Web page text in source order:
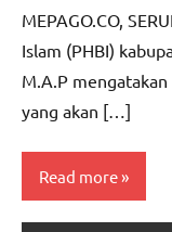
MEPAGO.CO,
Islam (PHBI)
M.A.P
yang akan […]
Read more